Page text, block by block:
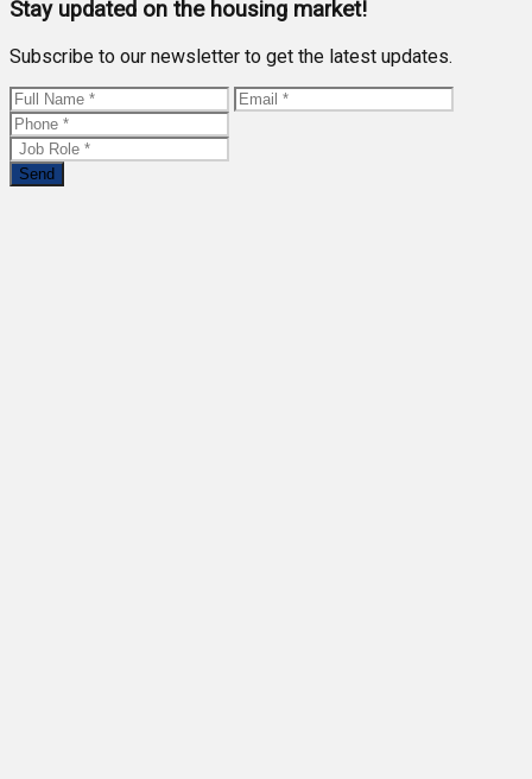
Stay updated on the housing market!
Subscribe to our newsletter to get the latest updates.
Send